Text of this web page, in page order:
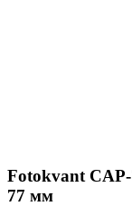
Fotokvant
77 мм